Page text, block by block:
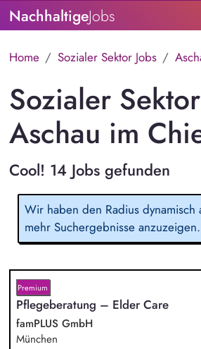
NachhaltigeJobs
Home Sozialer Sektor Jobs
Sozialer
Aschau im
Cool! 14 Jobs gefunden
Wir haben den Radius dynamisch
mehr Suchergebnisse anzuzeigen.
Premium
Pflegeberatung – Elder Care
famPLUS GmbH
München